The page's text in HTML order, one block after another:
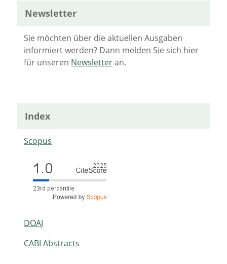
Newsletter
Sie möchten über die aktuellen Ausgaben
informiert werden? Dann melden Sie sich hier
für unseren Newsletteran.
Index
Scopus
DOAJ
CABI Abstracts